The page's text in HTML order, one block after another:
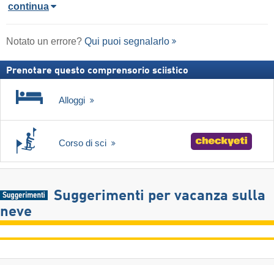
continua
Notato un errore? Qui puoi segnalarlo
Prenotare questo comprensorio sciistico
Alloggi
Corso di sci
Suggerimenti per vacanza sulla
neve